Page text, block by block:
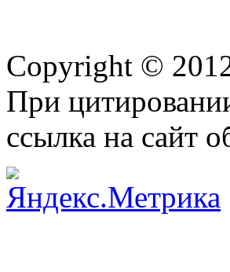
Copyright ©
При
ссылка на сайт